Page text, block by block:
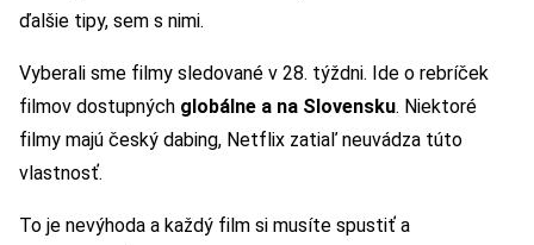
ďalšie tipy, sem s nimi.
Vyberali sme filmy sledované v 28. týždni. Ide o rebríček
filmov dostupných globálne a na Slovensku. Niektoré
filmy majú český dabing, Netflix zatiaľ neuvádza túto
vlastnosť.
To je nevýhoda a každý film si musíte spustiť a